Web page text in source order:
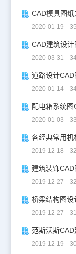
CAD模具图纸
2020-01-19
CAD建筑设计
2020-03-31
2020-01-14
配电箱系统图
2020-01-03
各经典常用机
2019-12-18
建筑装饰
2019-12-27
桥梁结构图设
2019-12-27
范斯沃斯CAD
2019-12-19